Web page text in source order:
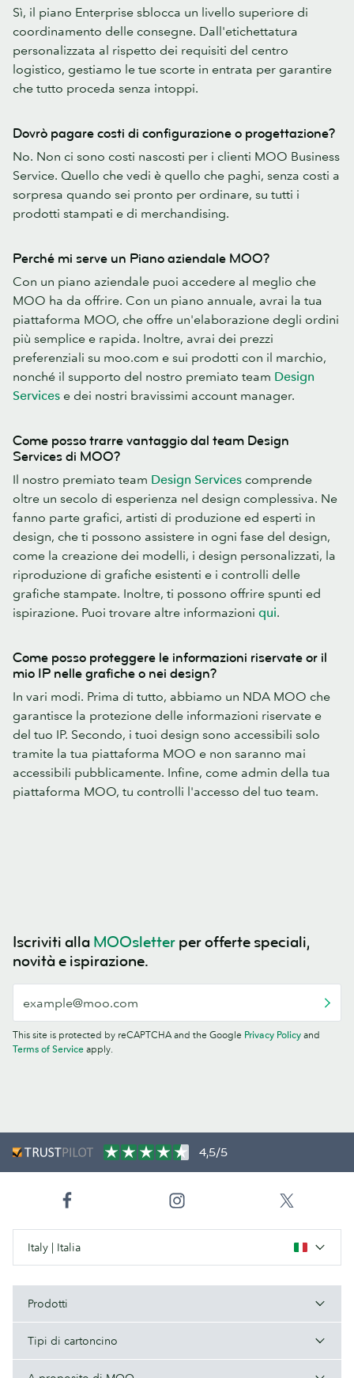
Sì, il piano Enterprise sblocca un livello superiore di
coordinamento delle consegne. Dall'etichettatura
personalizzata al rispetto dei requisiti del centro
logistico, gestiamo le tue scorte in entrata per garantire
che tutto proceda senza intoppi.
Dovrò pagare costi di configurazione o progettazione?
No. Non ci sono costi nascosti per i clienti MOO Business
Service. Quello che vedi è quello che paghi, senza costi a
sorpresa quando sei pronto per ordinare, su tutti i
prodotti stampati e di merchandising.
Perché mi serve un Piano aziendale MOO?
Con un piano aziendale puoi accedere al meglio che
MOO ha da offrire. Con un piano annuale, avrai la tua
piattaforma MOO, che offre un'elaborazione degli ordini
più semplice e rapida. Inoltre, avrai dei prezzi
preferenziali su moo.com e sui prodotti con il marchio,
nonché il supporto del nostro premiato team Design
Services e dei nostri bravissimi account manager.
Come posso trarre vantaggio dal team Design
Services di MOO?
Il nostro premiato team Design Services comprende
oltre un secolo di esperienza nel design complessiva. Ne
fanno parte grafici, artisti di produzione ed esperti in
design, che ti possono assistere in ogni fase del design,
come la creazione dei modelli, i design personalizzati, la
riproduzione di grafiche esistenti e i controlli delle
grafiche stampate. Inoltre, ti possono offrire spunti ed
ispirazione. Puoi trovare altre informazioni qui.
Come posso proteggere le informazioni riservate or il
mio IP nelle grafiche o nei design?
In vari modi. Prima di tutto, abbiamo un NDA MOO che
garantisce la protezione delle informazioni riservate e
del tuo IP. Secondo, i tuoi design sono accessibili solo
tramite la tua piattaforma MOO e non saranno mai
accessibili pubblicamente. Infine, come admin della tua
piattaforma MOO, tu controlli l'accesso del tuo team.
Iscriviti alla MOOsletter per offerte speciali,
novità e ispirazione.
This site is protected by reCAPTCHA and the Google Privacy Policy and
Terms of Service apply.
4,5/5
Italy | Italia
Prodotti
Tipi di cartoncino